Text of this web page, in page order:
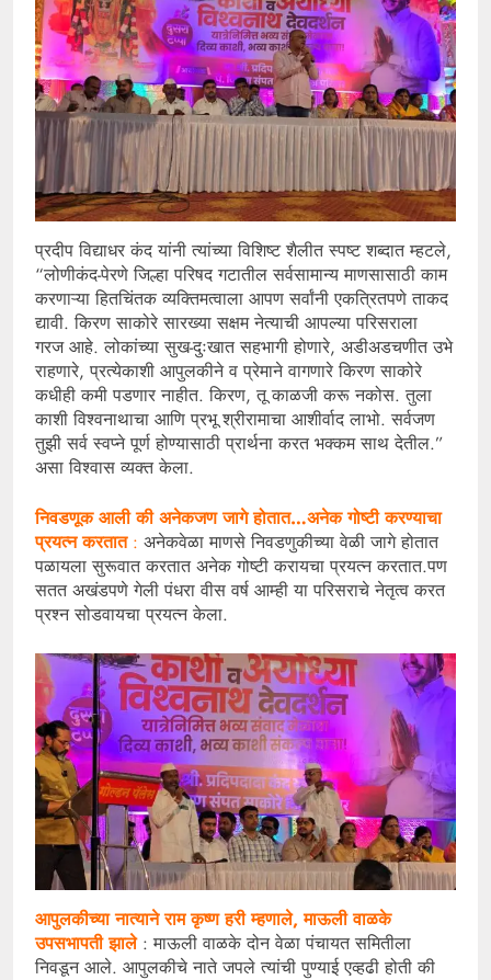
प्रदीप विद्याधर कंद यांनी त्यांच्या विशिष्ट शैलीत स्पष्ट शब्दात म्हटले,
“लोणीकंद-पेरणे जिल्हा परिषद गटातील सर्वसामान्य माणसासाठी काम
करणाऱ्या हितचिंतक व्यक्तिमत्वाला आपण सर्वांनी एकत्रितपणे ताकद
द्यावी. किरण साकोरे सारख्या सक्षम नेत्याची आपल्या परिसराला
गरज आहे. लोकांच्या सुख-दुःखात सहभागी होणारे, अडीअडचणीत उभे
राहणारे, प्रत्येकाशी आपुलकीने व प्रेमाने वागणारे किरण साकोरे
कधीही कमी पडणार नाहीत. किरण, तू काळजी करू नकोस. तुला
काशी विश्वनाथाचा आणि प्रभू श्रीरामाचा आशीर्वाद लाभो. सर्वजण
तुझी सर्व स्वप्ने पूर्ण होण्यासाठी प्रार्थना करत भक्कम साथ देतील.”
असा विश्वास व्यक्त केला.
निवडणूक आली की अनेकजण जागे होतात…अनेक गोष्टी करण्याचा
प्रयत्न करतात: अनेकवेळा माणसे निवडणुकीच्या वेळी जागे होतात
पळायला सुरूवात करतात अनेक गोष्टी करायचा प्रयत्न करतात.पण
सतत अखंडपणे गेली पंधरा वीस वर्ष आम्ही या परिसराचे नेतृत्व करत
प्रश्न सोडवायचा प्रयत्न केला.
आपुलकीच्या नात्याने राम कृष्ण हरी म्हणाले, माऊली वाळके
उपसभापती झाले: माऊली वाळके दोन वेळा पंचायत समितीला
निवडून आले. आपुलकीचे नाते जपले त्यांची पुण्याई एव्हढी होती की